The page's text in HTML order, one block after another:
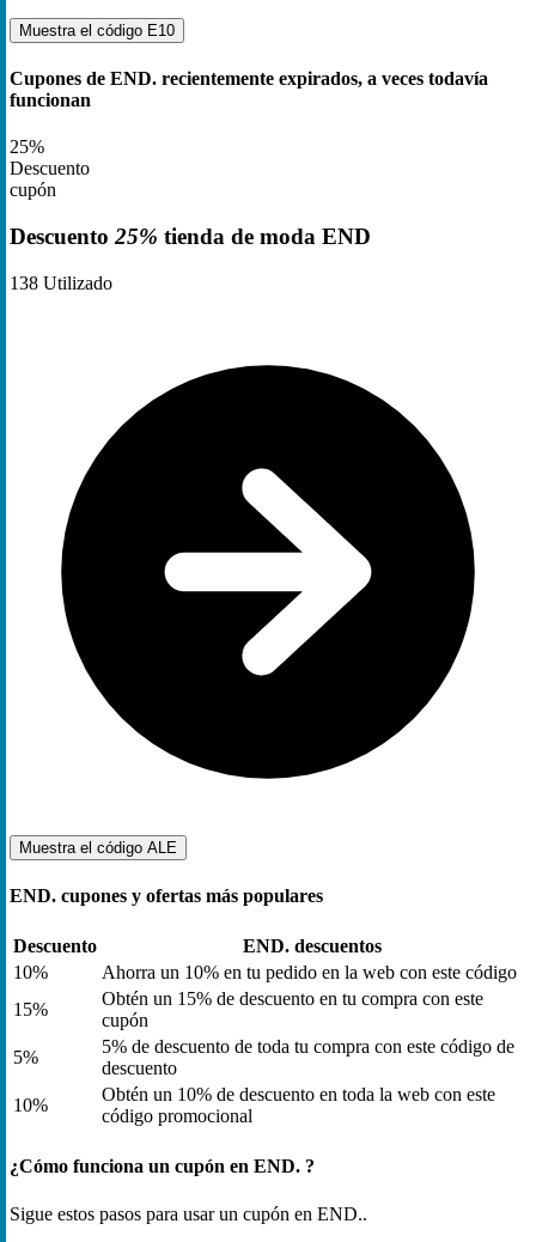
Muestra el código E10
Cupones de END. recientemente expirados, a veces todavía
funcionan
25%
Descuento
cupón
Descuento 25% tienda de moda END
138 Utilizado
Muestra el código ALE
END. cupones y ofertas más populares
Descuento
END. descuentos
10%
Ahorra un 10% en tu pedido en la web con este código
15%
Obtén un 15% de descuento en tu compra con este
cupón
5%
5% de descuento de toda tu compra con este código de
descuento
10%
Obtén un 10% de descuento en toda la web con este
código promocional
¿Cómo funciona un cupón en END. ?
Sigue estos pasos para usar un cupón en END..